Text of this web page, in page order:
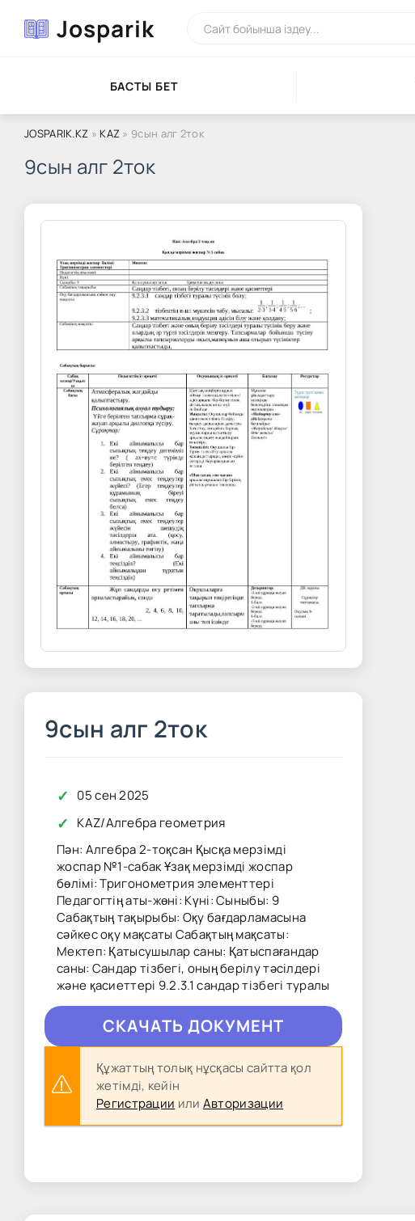
Josparik
БАСТЫ БЕТ
JOSPARIK.KZ » KAZ » 9сын алг 2ток
9сын алг 2ток
9сын алг 2ток
✓ 05 сен 2025
✓ KAZ/Алгебра геометрия
Пән: Алгебра 2-тоқсан Қысқа мерзімді
жоспар №1-сабак Ұзақ мерзімді жоспар
бөлімі: Тригонометрия элементтері
Педагогтің аты-жөні: Күні: Сыныбы: 9
Сабақтың тақырыбы: Оқу бағдарламасына
сәйкес оқу мақсаты Сабақтың мақсаты:
Мектеп: Қатысушылар саны: Қатыспағандар
саны: Сандар тізбегі, оның берілу тәсілдері
және қасиеттері 9.2.3.1 сандар тізбегі туралы
CКAЧAТЬ ДОКУМЕНТ
Құжаттың толық нұсқасы сайтта қол
жетімді, кейін
Регистрации или Авторизации